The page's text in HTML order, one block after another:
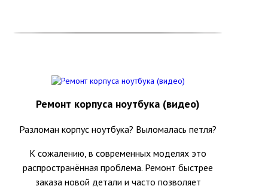
Ремонт корпуса ноутбука (видео)
Разломан корпус ноутбука? Выломалась петля?
К сожалению, в современных моделях это
распространённая проблема. Ремонт быстрее
заказа новой детали и часто позволяет